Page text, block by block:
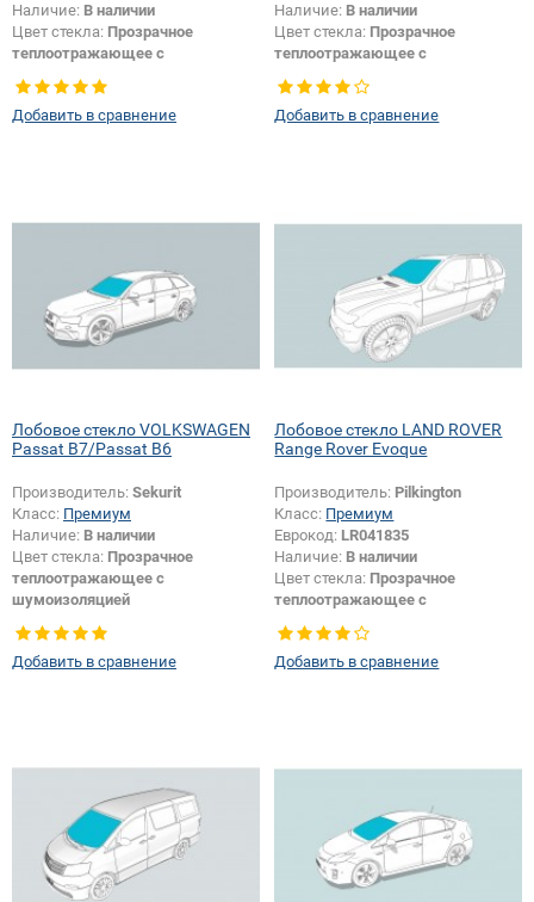
Наличие: В наличии
Цвет стекла: Прозрачное
теплоотражающее с
шумоизоляцией
Изменение крепления зеркала +
шелкографии + датчика:
Добавить в сравнение
Наличие: В наличии
Цвет стекла: Прозрачное
теплоотражающее с
шумоизоляцией
Появление или изменение
шелкографии:Да
Добавить в сравнение
Лобовое стекло VOLKSWAGEN
Passat B7/Passat B6
Производитель: Sekurit
Класс: Премиум
Наличие: В наличии
Цвет стекла: Прозрачное
теплоотражающее с
шумоизоляцией
шелкографии:
Добавить в сравнение
Лобовое стекло LAND ROVER
Range Rover Evoque
Производитель: Pilkington
Класс: Премиум
Еврокод: LR041835
Наличие: В наличии
Цвет стекла: Прозрачное
теплоотражающее с
Тип кузова:Внедорожник
Специальные модификации
Добавить в сравнение